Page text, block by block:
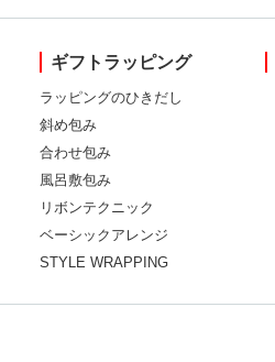
ギフトラッピング
ラッピングのひきだし
斜め包み
合わせ包み
風呂敷包み
リボンテクニック
ベーシックアレンジ
STYLE WRAPPING